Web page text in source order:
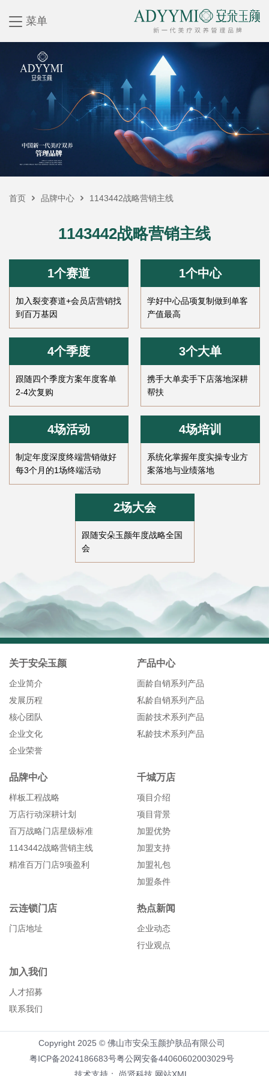
菜单
首页 品牌中心 1143442战略营销主线
1143442战略营销主线
1个赛道
加入裂变赛道+会员店营销找
到百万基因
1个中心
学好中心品项复制做到单客
产值最高
4个季度
跟随四个季度方案年度客单
2-4次复购
3个大单
携手大单卖手下店落地深耕
帮扶
4场活动
制定年度深度终端营销做好
每3个月的1场终端活动
4场培训
系统化掌握年度实操专业方
案落地与业绩落地
2场大会
跟随安朵玉颜年度战略全国
会
关于安朵玉颜
企业简介
发展历程
核心团队
企业文化
企业荣誉
产品中心
面龄自销系列产品
私龄自销系列产品
面龄技术系列产品
私龄技术系列产品
品牌中心
样板工程战略
万店行动深耕计划
百万战略门店星级标准
1143442战略营销主线
精准百万门店9项盈利
千城万店
项目介绍
项目背景
加盟优势
加盟支持
加盟礼包
加盟条件
云连锁门店
门店地址
热点新闻
企业动态
行业观点
加入我们
人才招募
联系我们
Copyright 2025 © 佛山市安朵玉颜护肤品有限公司
粤ICP备2024186683号粤公网安备44060602003029号